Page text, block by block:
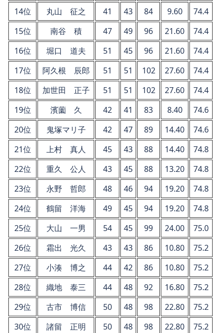
14位
丸山 征之 41 43 84 9.60
74.4
15位
南谷 積 47 49 96 21.60
74.4
16位
堀口 道夫 51 45 96 21.60
74.4
17位
阿久根 辰郎 51 51 102 27.60
74.4
18位
加世田 正子 51 51 102 27.60
74.4
19位
濱薗 久 42 41 83 8.40
74.6
20位
鬼塚マリ子 42 47 89 14.40
74.6
21位
上村 真人 45 43 88 14.40
74.8
22位
重久 公人 43 45 88 13.20
74.8
23位
永野 哲郎 48 46 94 19.20
74.8
24位
鶴留 洋海 49 45 94 19.20
74.8
25位
大山 一男 54 45 99 24.00
75.0
26位
霜出 光久 43 43 86 10.80
75.2
27位
小湊 博之 44 42 86 10.80
75.2
28位
織地 泰三 44 48 92 16.80
75.2
29位
古市 博信 50 48 98 22.80
75.2
30位
諸留 正明 50 48 98 22.80
75.2